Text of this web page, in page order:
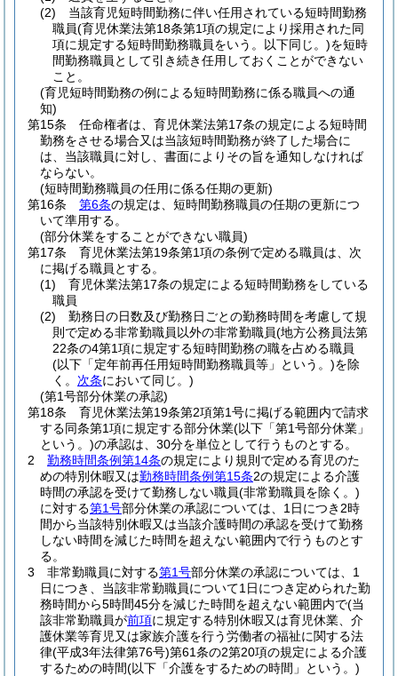
(2)
当該育児短時間勤務に伴い任用されている短時間勤務
職員(育児休業法第18条第1項の規定により採用された同
項に規定する短時間勤務職員をいう。以下同じ。)を短時
間勤務職員として引き続き任用しておくことができない
こと。
(育児短時間勤務の例による短時間勤務に係る職員への通
知)
第15条
任命権者は、育児休業法第17条の規定による短時間
勤務をさせる場合又は当該短時間勤務が終了した場合に
は、当該職員に対し、書面によりその旨を通知しなければ
ならない。
(短時間勤務職員の任用に係る任期の更新)
第16条
第6条の規定は、短時間勤務職員の任期の更新につ
いて準用する。
(部分休業をすることができない職員)
第17条
育児休業法第19条第1項の条例で定める職員は、次
に掲げる職員とする。
(1)
育児休業法第17条の規定による短時間勤務をしている
職員
(2)
勤務日の日数及び勤務日ごとの勤務時間を考慮して規
則で定める非常勤職員以外の非常勤職員(地方公務員法第
22条の4第1項に規定する短時間勤務の職を占める職員
(以下「定年前再任用短時間勤務職員等」という。)を除
く。 次条において同じ。)
(第1号部分休業の承認)
第18条
育児休業法第19条第2項第1号に掲げる範囲内で請求
する同条第1項に規定する部分休業(以下「第1号部分休業」
という。)の承認は、30分を単位として行うものとする。
2
勤務時間条例第14条の規定により規則で定める育児のた
めの特別休暇又は勤務時間条例第15条2の規定による介護
時間の承認を受けて勤務しない職員(非常勤職員を除く。)
に対する第1号部分休業の承認については、1日につき2時
間から当該特別休暇又は当該介護時間の承認を受けて勤務
しない時間を減じた時間を超えない範囲内で行うものとす
る。
3
非常勤職員に対する第1号部分休業の承認については、1
日につき、当該非常勤職員について1日につき定められた勤
務時間から5時間45分を減じた時間を超えない範囲内で(当
該非常勤職員が前項に規定する特別休暇又は育児休業、介
護休業等育児又は家族介護を行う労働者の福祉に関する法
律(平成3年法律第76号)第61条の2第20項の規定による介護
するための時間(以下「介護をするための時間」という。)